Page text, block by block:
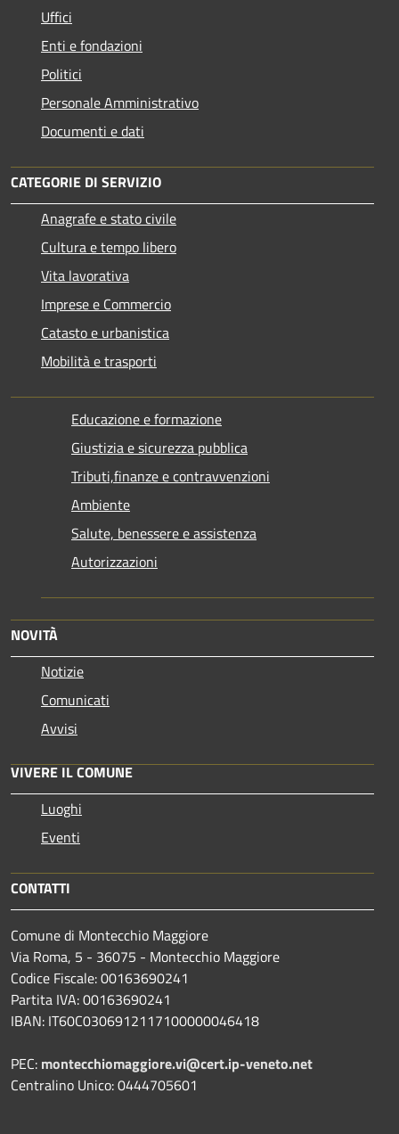
Uffici
Enti e fondazioni
Politici
Personale Amministrativo
Documenti e dati
CATEGORIE DI SERVIZIO
Anagrafe e stato civile
Cultura e tempo libero
Vita lavorativa
Imprese e Commercio
Catasto e urbanistica
Mobilità e trasporti
Educazione e formazione
Giustizia e sicurezza pubblica
Tributi,finanze e contravvenzioni
Ambiente
Salute, benessere e assistenza
Autorizzazioni
NOVITÀ
Notizie
Comunicati
Avvisi
VIVERE IL COMUNE
Luoghi
Eventi
CONTATTI
Comune di Montecchio Maggiore
Via Roma, 5 - 36075 - Montecchio Maggiore
Codice Fiscale: 00163690241
Partita IVA: 00163690241
IBAN: IT60C0306912117100000046418
PEC: montecchiomaggiore.vi@cert.ip-veneto.net
Centralino Unico: 0444705601